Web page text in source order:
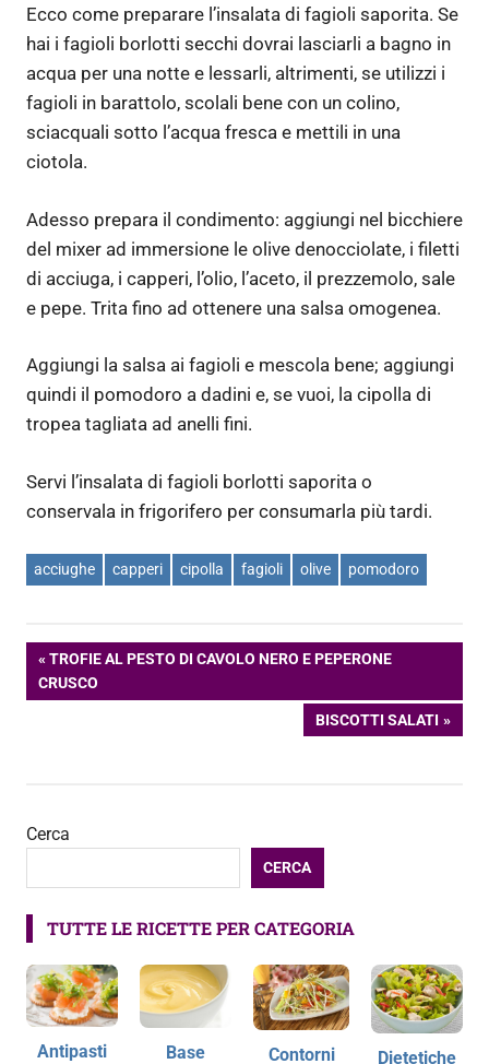
Ecco come preparare l’insalata di fagioli saporita. Se
hai i fagioli borlotti secchi dovrai lasciarli a bagno in
acqua per una notte e lessarli, altrimenti, se utilizzi i
fagioli in barattolo, scolali bene con un colino,
sciacquali sotto l’acqua fresca e mettili in una
ciotola.
Adesso prepara il condimento: aggiungi nel bicchiere
del mixer ad immersione le olive denocciolate, i filetti
di acciuga, i capperi, l’olio, l’aceto, il prezzemolo, sale
e pepe. Trita fino ad ottenere una salsa omogenea.
Aggiungi la salsa ai fagioli e mescola bene; aggiungi
quindi il pomodoro a dadini e, se vuoi, la cipolla di
tropea tagliata ad anelli fini.
Servi l’insalata di fagioli borlotti saporita o
conservala in frigorifero per consumarla più tardi.
acciughe capperi cipolla fagioli olive pomodoro
Navigazione
ARTICOLO
PRECEDENTE:
TROFIE AL PESTO DI CAVOLO NERO E PEPERONE
CRUSCO
ARTICOLO
BISCOTTI SALATI
Cerca
CERCA
TUTTE LE RICETTE PER CATEGORIA
Antipasti Base Contorni Dietetiche